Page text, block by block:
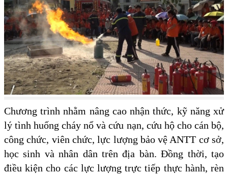
Chương trình nhằm nâng cao nhận thức, kỹ năng xử
lý tình huống cháy nổ và cứu nạn, cứu hộ cho cán bộ,
công chức, viên chức, lực lượng bảo vệ ANTT cơ sở,
học sinh và nhân dân trên địa bàn. Đồng thời, tạo
điều kiện cho các lực lượng trực tiếp thực hành, rèn